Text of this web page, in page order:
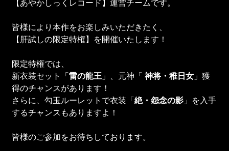
【あやかしっくレコード】運営チームです。
皆様により本作をお楽しみいただきたく、
【肝試しの限定特権】を開催いたします！
限定特権では、
新衣装セット「雷の龍王 」、元神「 神将・稚日女 」獲
得のチャンスがあります！
さらに、勾玉ルーレットで衣装「絶・怨念の影 」を入手
するチャンスもありますよ！
皆様のご参加をお待ちしております。